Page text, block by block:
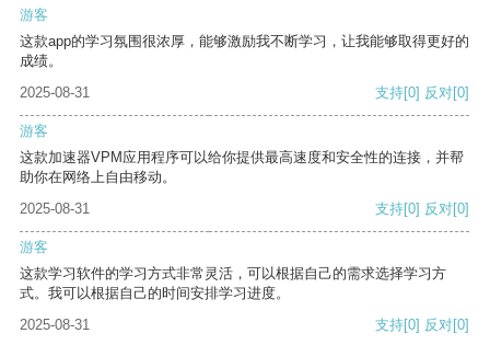
游客
这款app的学习氛围很浓厚，能够激励我不断学习，让我能够取得更好的
成绩。
2025-08-31
支持[0] 反对[0]
游客
这款加速器VPM应用程序可以给你提供最高速度和安全性的连接，并帮
助你在网络上自由移动。
2025-08-31
支持[0] 反对[0]
游客
这款学习软件的学习方式非常灵活，可以根据自己的需求选择学习方
式。我可以根据自己的时间安排学习进度。
2025-08-31
支持[0] 反对[0]